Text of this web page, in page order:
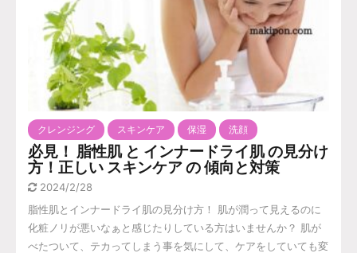
クレンジング スキンケア 保湿 洗顔
必見！ 脂性肌 と インナードライ肌 の見分け
方！正しい スキンケア の 傾向と対策
2024/2/28
脂性肌とインナードライ肌の見分け方！ 肌が潤って見えるのに
化粧ノリが悪いなぁと感じたりしている方はいませんか？ 肌が
べたついて、テカってしまう事を気にして、ケアをしていても変